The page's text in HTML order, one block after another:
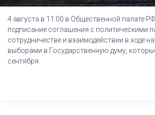
4 августа в 11:00 в Общественной палате
подписание соглашения с политическими
сотрудничестве и взаимодействии в ходе
выборами в Государственную думу,
сентября.